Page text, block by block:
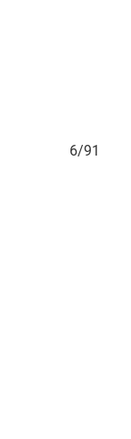
6/91